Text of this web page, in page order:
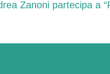
Zanoni partecipa a